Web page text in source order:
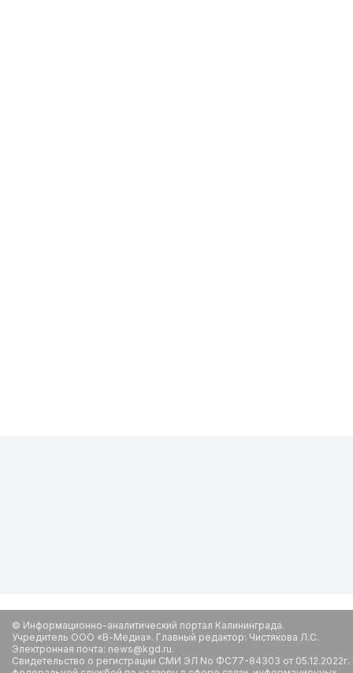
© Информационно-аналитический портал Калининграда.
Учредитель ООО «В-Медиа». Главный редактор: Чистякова Л.С.
Электронная почта: news@kgd.ru.
Свидетельство о регистрации СМИ ЭЛ No ФС77-84303 от